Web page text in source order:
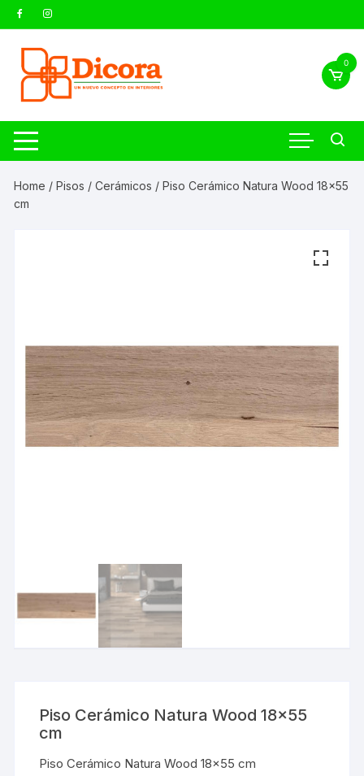
0
Home /Pisos /Cerámicos / Piso Cerámico Natura Wood 18×55
cm
Piso Cerámico Natura Wood 18×55
cm
Piso Cerámico Natura Wood 18×55 cm